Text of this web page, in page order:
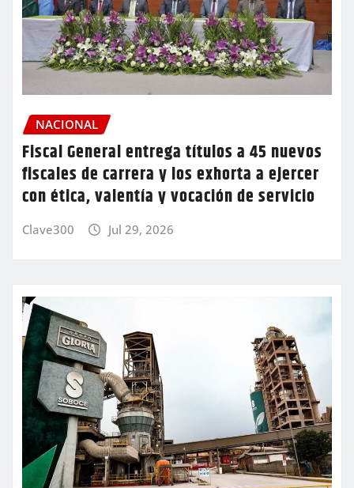
NACIONAL
Fiscal General entrega títulos a 45 nuevos
fiscales de carrera y los exhorta a ejercer
con ética, valentía y vocación de servicio
Clave300 Jul 29, 2026